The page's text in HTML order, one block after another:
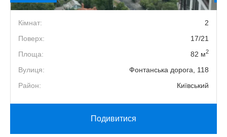
Кімнат:
2
Поверх:
17/21
Площа:
82 м2
Вулиця:
Фонтанська дорога, 118
Район:
Київський
Подивитися